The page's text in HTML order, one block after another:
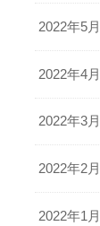
2022年5月
2022年4月
2022年3月
2022年2月
2022年1月